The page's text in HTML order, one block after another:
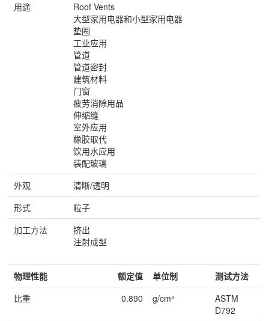
用途
Roof Vents
大型家用电器和小型家用电器
垫圈
工业应用
管道
管道密封
建筑材料
门窗
疲劳消除用品
伸缩缝
室外应用
橡胶取代
饮用水应用
装配玻璃
外观
清晰/透明
形式
粒子
加工方法
挤出
注射成型
物理性能 额定值 单位制
测试方法
比重
0.890 g/cm³
ASTM
D792